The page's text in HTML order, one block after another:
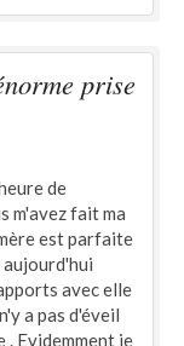
prise
de
m'avez fait ma
est parfaite
aujourd'hui
avec elle
a pas d'éveil
. Evidemment je